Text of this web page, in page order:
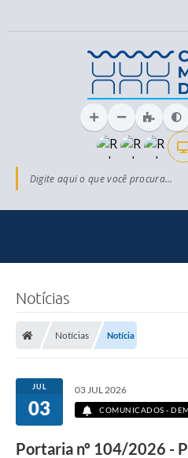
Digite aqui o que você procura...
Notícias
Notícias Notícia
JUL
03
03 JUL 2026
COMUNICADOS -
Portaria nº 104/2026 -